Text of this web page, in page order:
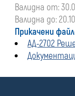
Валидна от:
Валидна до:
Прикачени
АД-2702